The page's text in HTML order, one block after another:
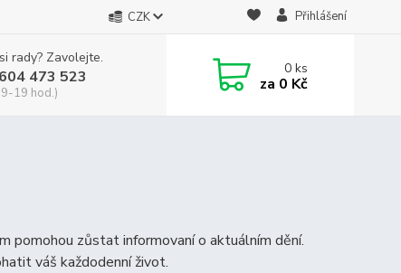
CZK Přihlášení
rady? Zavolejte.
473 523
19 hod.)
0ks
za 0 Kč
pomohou zůstat informovaní o aktuálním dění.
váš každodenní život.